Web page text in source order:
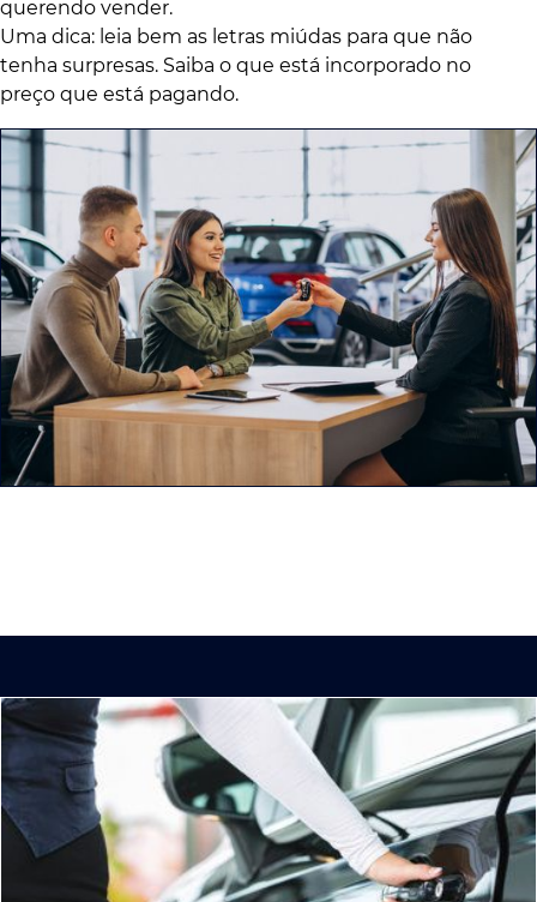
querendo vender.
Uma dica: leia bem as letras miúdas para que não
tenha surpresas. Saiba o que está incorporado no
preço que está pagando.